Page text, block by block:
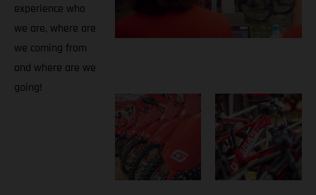
experience who
we are, where are
we coming from
and where are we
going!